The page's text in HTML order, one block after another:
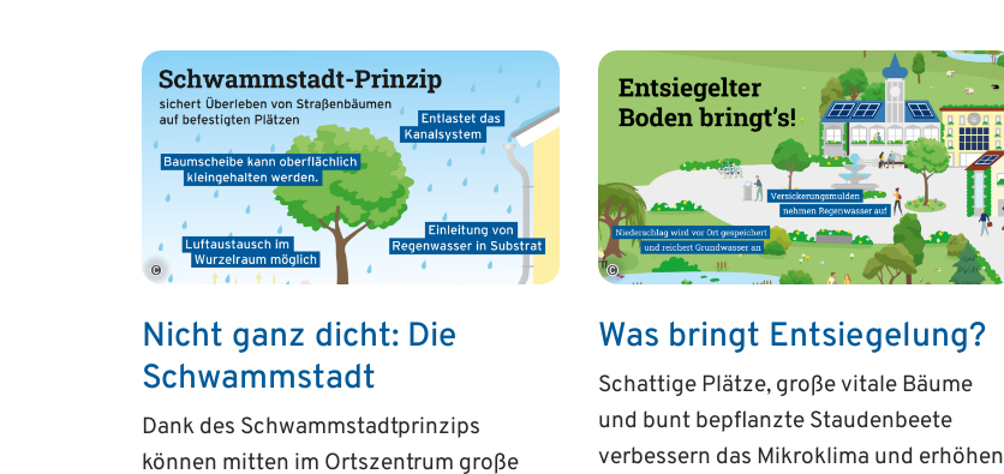
©
Nicht ganz dicht: Die
Schwamm­stadt
Dank des Schwammstadtprinzips
können mitten im Ortszentrum große
©
Was bringt Entsiegelung?
Schattige Plätze, große vitale Bäume
und bunt bepflanzte Staudenbeete
verbessern das Mikroklima und erhöhen